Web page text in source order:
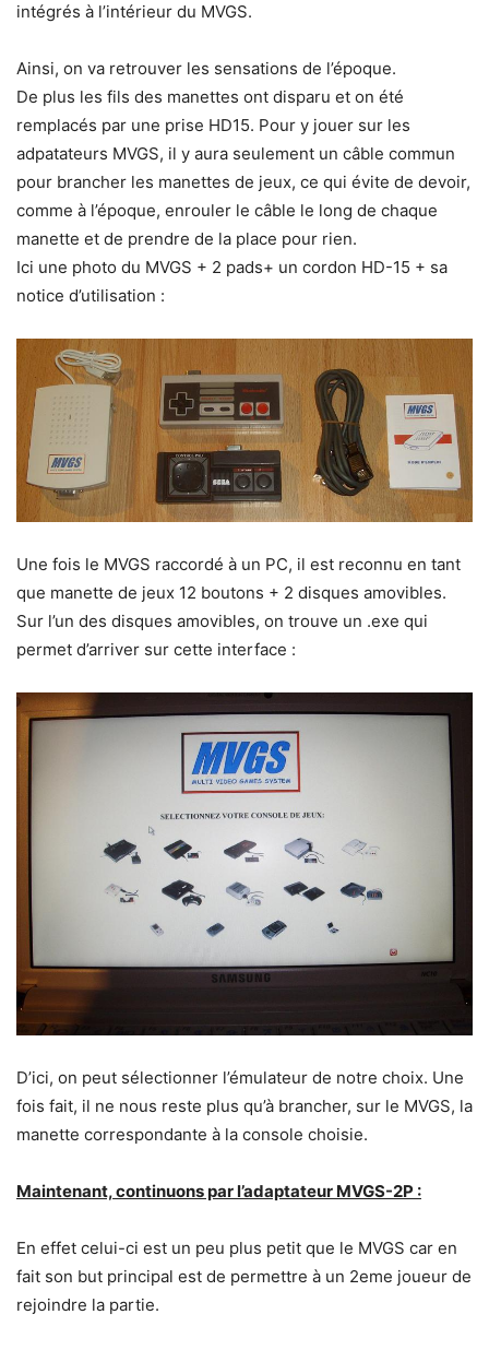
intégrés à l’intérieur du MVGS.
Ainsi, on va retrouver les sensations de l’époque.
De plus les fils des manettes ont disparu et on été
remplacés par une prise HD15. Pour y jouer sur les
adpatateurs MVGS, il y aura seulement un câble commun
pour brancher les manettes de jeux, ce qui évite de devoir,
comme à l’époque, enrouler le câble le long de chaque
manette et de prendre de la place pour rien.
Ici une photo du MVGS + 2 pads+ un cordon HD-15 + sa
notice d’utilisation :
Une fois le MVGS raccordé à un PC, il est reconnu en tant
que manette de jeux 12 boutons + 2 disques amovibles.
Sur l’un des disques amovibles, on trouve un .exe qui
permet d’arriver sur cette interface :
D’ici, on peut sélectionner l’émulateur de notre choix. Une
fois fait, il ne nous reste plus qu’à brancher, sur le MVGS, la
manette correspondante à la console choisie.
Maintenant, continuons par l’adaptateur MVGS-2P :
En effet celui-ci est un peu plus petit que le MVGS car en
fait son but principal est de permettre à un 2eme joueur de
rejoindre la partie.